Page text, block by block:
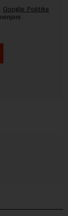
Google Politika